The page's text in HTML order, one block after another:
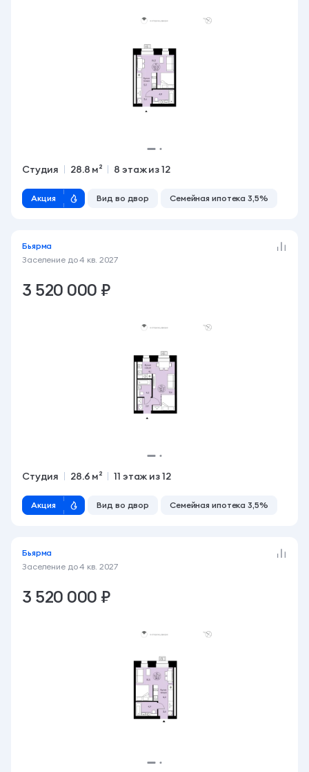
Студия 28.8 м² 8 этаж из 12
Акция Вид во двор Семейная ипотека 3,5%
Бьярма
Заселение до4 кв. 2027
3 520 000 ₽
Студия 28.6 м² 11 этаж из 12
Акция Вид во двор Семейная ипотека 3,5%
Бьярма
Заселение до4 кв. 2027
3 520 000 ₽